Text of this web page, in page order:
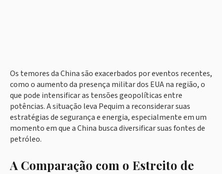
Os temores da China são exacerbados por eventos recentes,
como o aumento da presença militar dos EUA na região, o
que pode intensificar as tensões geopolíticas entre
potências. A situação leva Pequim a reconsiderar suas
estratégias de segurança e energia, especialmente em um
momento em que a China busca diversificar suas fontes de
petróleo.
A Comparação com o Estreito de